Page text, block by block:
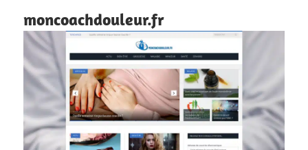
moncoachdouleur.fr